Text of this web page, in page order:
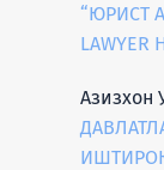
“ЮРИСТ
LAWYER
Азизхон